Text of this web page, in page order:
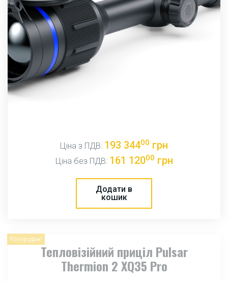
Ціна з ПДВ: 193 34400 грн
Ціна без ПДВ: 161 12000 грн
Додати в
кошик
Розпродаж!
Тепловізійний приціл Pulsar
Thermion 2 XQ35 Pro